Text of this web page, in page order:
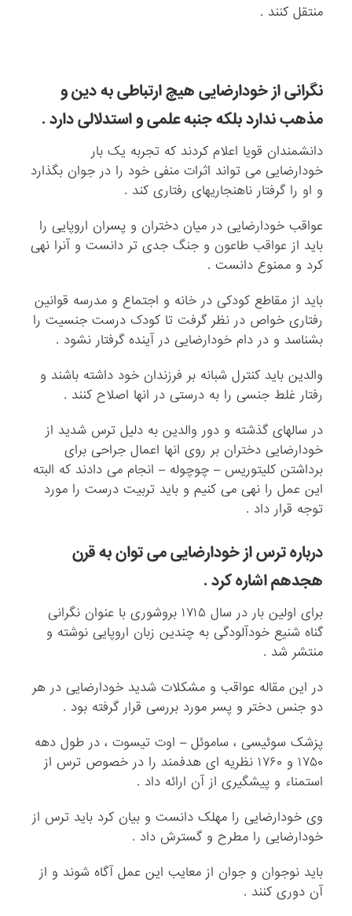
منتقل کنند .
نگرانی از خودارضایی هیچ ارتباطی به دین و
مذهب ندارد بلکه جنبه علمی و استدلالی دارد .
دانشمندان قویا اعلام کردند که تجربه یک بار
خودارضایی می تواند اثرات منفی خود را در جوان بگذارد
و او را گرفتار ناهنجاریهای رفتاری کند .
عواقب خودارضایی در میان دختران و پسران اروپایی را
باید از عواقب طاعون و جنگ جدی تر دانست و آنرا نهی
کرد و ممنوع دانست .
باید از مقاطع کودکی در خانه و اجتماع و مدرسه قوانین
رفتاری خواص در نظر گرفت تا کودک درست جنسیت را
بشناسد و در دام خودارضایی در آینده گرفتار نشود .
والدین باید کنترل شبانه بر فرزندان خود داشته باشند و
رفتار غلط جنسی را به درستی در انها اصلاح کنند .
در سالهای گذشته و دور والدین به دلیل ترس شدید از
خودارضایی دختران بر روی انها اعمال جراحی برای
برداشتن کلیتوریس – چوچوله – انجام می دادند که البته
این عمل را نهی می کنیم و باید تربیت درست را مورد
توجه قرار داد .
درباره ترس از خودارضایی می توان به قرن
هجدهم اشاره کرد .
برای اولین بار در سال ۱۷۱۵ بروشوری با عنوان نگرانی
گناه شنیع خودآلودگی به چندین زبان اروپایی نوشته و
منتشر شد .
در این مقاله عواقب و مشکلات شدید خودارضایی در هر
دو جنس دختر و پسر مورد بررسی قرار گرفته بود .
پزشک سوئیسی ، ساموئل – اوت تیسوت ، در طول دهه
۱۷۵۰ و ۱۷۶۰ نظریه ای هدفمند را در خصوص ترس از
استمناء و پیشگیری از آن ارائه داد .
وی خودارضایی را مهلک دانست و بیان کرد باید ترس از
خودارضایی را مطرح و گسترش داد .
باید نوجوان و جوان از معایب این عمل آگاه شوند و از
آن دوری کنند .